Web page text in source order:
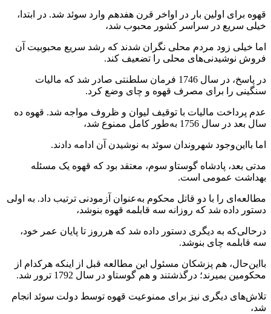
قهوه برای اولین بار در اواخر قرن هفدهم وارد سوئد شد. در ابتدا،
خیلی سریع در سراسر کشور محبوب شد،
اما خیلی زود مردم محلی نگران شدند که رشد سریع محبوبیت آن
فروش نوشیدنی‌های محلی را تضعیف کند.
در پاسخ، در سال 1746 فرمان سلطنتی صادر شد که مالیات
سنگینی را برای مصرف قهوه و چای وضع کرد.
عدم پرداخت مالیات با توقیف لیوان و ظروف مواجه شد. قهوه ده
سال بعد در سال 1756 به‌طور کامل ممنوع شد،
اما بااین‌وجود شهروندان سوئد به نوشیدن آن ادامه دادند.
مدتی بعد، پادشاه گوستاو سوم، معتقد بود که قهوه یک مسئله
بهداشت عمومی است.
مطالعه‌ای را با دو قاتل محکوم به‌عنوان آزمودنی ترتیب داد. به اولی
دستور داده شد که روزانه سه قابلمه قهوه بنوشد،
درحالی‌که به دیگری دستور داده شد که هرروز تا پایان عمر خود،
سه قابلمه چای بنوشد.
بااین‌حال، هم پزشکان مسئول این مطالعه قبل از اینکه هرکدام از
محکومین بمیرند؛ درگذشتند و هم گوستاو در سال 1792 ترور شد.
تلاش‌های دیگری نیز برای ممنوعیت قهوه توسط دولت سوئد انجام
شد،